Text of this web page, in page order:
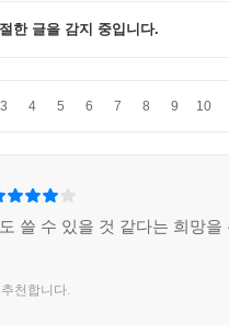
한 글을 감지 중입니다.
3 4 5 6 7 8 9 10
쓸 수 있을 것 같다는 희망을
천합니다.